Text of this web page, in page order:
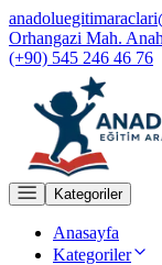
Orhangazi Mah.
(+90) 545 246 46 76
Kategoriler
Anasayfa
Kategoriler